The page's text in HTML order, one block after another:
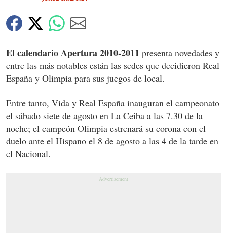
El calendario Apertura 2010-2011 presenta novedades y
entre las más notables están las sedes que decidieron Real
España y Olimpia para sus juegos de local.
Entre tanto, Vida y Real España inauguran el campeonato
el sábado siete de agosto en La Ceiba a las 7.30 de la
noche; el campeón Olimpia estrenará su corona con el
duelo ante el Hispano el 8 de agosto a las 4 de la tarde en
el Nacional.